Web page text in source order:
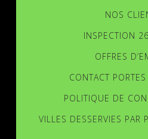
NOS
INSPECTION
OFFRES
CONTACT
POLITIQUE DE
VILLES DESSERVIES PAR